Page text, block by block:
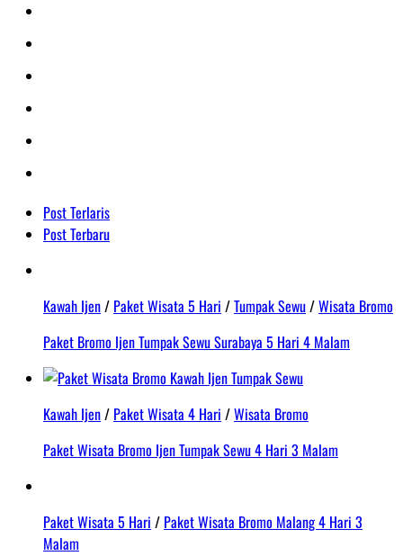
Post Terlaris
Post Terbaru
Kawah Ijen/ Paket Wisata 5 Hari /Tumpak Sewu/Wisata Bromo
Paket Bromo Ijen Tumpak Sewu Surabaya 5 Hari 4 Malam
Kawah Ijen/ Paket Wisata 4 Hari /Wisata Bromo
Paket Wisata Bromo Ijen Tumpak Sewu 4 Hari 3 Malam
Paket Wisata 5 Hari / Paket Wisata Bromo Malang 4 Hari 3
Malam